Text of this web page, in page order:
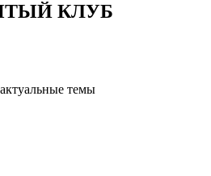
КЛУБ
темы